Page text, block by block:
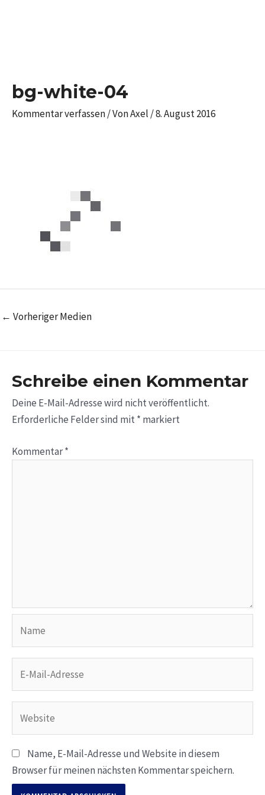
bg-white-04
Kommentar verfassen/ VonAxel /8. August 2016
← Vorheriger Medien
Schreibe einen Kommentar
Deine E-Mail-Adresse wird nicht veröffentlicht.
Erforderliche Felder sind mit* markiert
Kommentar*
Mail-
Adresse
Name, E-Mail-Adresse und Website in diesem
Browser für meinen nächsten Kommentar speichern.